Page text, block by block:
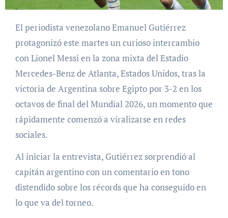
El periodista venezolano Emanuel Gutiérrez
protagonizó este martes un curioso intercambio
con Lionel Messi en la zona mixta del Estadio
Mercedes-Benz de Atlanta, Estados Unidos, tras la
victoria de Argentina sobre Egipto por 3-2 en los
octavos de final del Mundial 2026, un momento que
rápidamente comenzó a viralizarse en redes
sociales.
Al iniciar la entrevista, Gutiérrez sorprendió al
capitán argentino con un comentario en tono
distendido sobre los récords que ha conseguido en
lo que va del torneo.